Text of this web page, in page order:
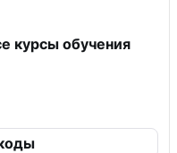
курсы обучения